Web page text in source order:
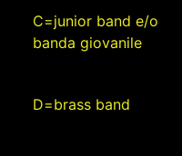
C=junior band e/o
banda giovanile
D=brass band